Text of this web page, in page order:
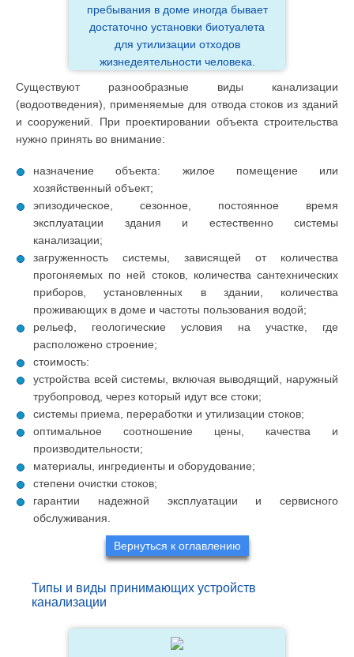
пребывания в доме иногда бывает
достаточно установки биотуалета
для утилизации отходов
жизнедеятельности человека.
Существуют разнообразные виды канализации
(водоотведения), применяемые для отвода стоков из зданий
и сооружений. При проектировании объекта строительства
нужно принять во внимание:
назначение объекта: жилое помещение или
хозяйственный объект;
эпизодическое, сезонное, постоянное время
эксплуатации здания и естественно системы
канализации;
загруженность системы, зависящей от количества
прогоняемых по ней стоков, количества сантехнических
приборов, установленных в здании, количества
проживающих в доме и частоты пользования водой;
рельеф, геологические условия на участке, где
расположено строение;
стоимость:
устройства всей системы, включая выводящий, наружный
трубопровод, через который идут все стоки;
системы приема, переработки и утилизации стоков;
оптимальное соотношение цены, качества и
производительности;
материалы, ингредиенты и оборудование;
степени очистки стоков;
гарантии надежной эксплуатации и сервисного
обслуживания.
Вернуться к оглавлению
Типы и виды принимающих устройств
канализации